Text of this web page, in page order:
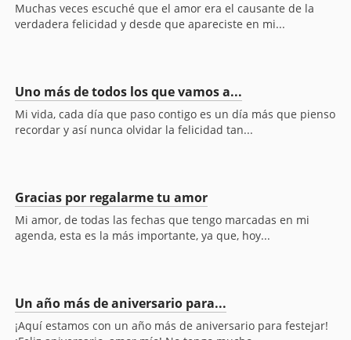
Muchas veces escuché que el amor era el causante de la
verdadera felicidad y desde que apareciste en mi...
Uno más de todos los que vamos a...
Mi vida, cada día que paso contigo es un día más que pienso
recordar y así nunca olvidar la felicidad tan...
Gracias por regalarme tu amor
Mi amor, de todas las fechas que tengo marcadas en mi
agenda, esta es la más importante, ya que, hoy...
Un año más de aniversario para...
¡Aquí estamos con un año más de aniversario para festejar!